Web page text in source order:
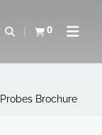
検索を開く
0
カートを確認す
ナビ
Brochure